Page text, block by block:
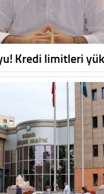
Kredi limitleri